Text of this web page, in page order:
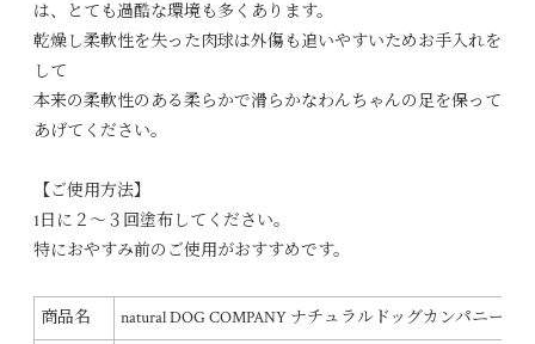
は、とても過酷な環境も多くあります。
乾燥し柔軟性を失った肉球は外傷も追いやすいためお手入れを
して
本来の柔軟性のある柔らかで滑らかなわんちゃんの足を保って
あげてください。
【ご使用方法】
1日に２〜３回塗布してください。
特におやすみ前のご使用がおすすめです。
商品名
natural DOG COMPANY ナチュラルドッグカンパニー